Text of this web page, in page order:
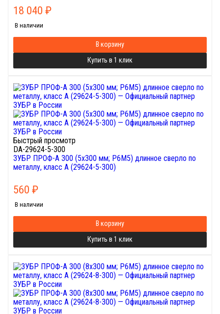
18 040 ₽
В наличии
В корзину
Купить в 1 клик
Быстрый просмотр
DA-29624-5-300
ЗУБР ПРОФ-А 300 (5х300 мм; Р6М5) длинное сверло по
металлу, класс А (29624-5-300)
560 ₽
В наличии
В корзину
Купить в 1 клик